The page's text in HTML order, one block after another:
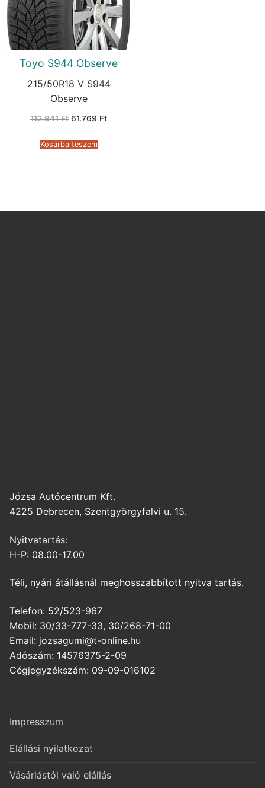
Toyo S944 Observe
215/50R18 V S944
Observe
112.941Ft Original
112.941 Ft.
61.769 FtCurrent
Kosárba teszem
Józsa Autócentrum Kft.
4225 Debrecen, Szentgyörgyfalvi u. 15.
Nyitvatartás:
H-P: 08.00-17.00
Téli, nyári átállásnál meghosszabbított nyitva tartás.
Telefon: 52/523-967
Mobil: 30/33-777-33, 30/268-71-00
Email: jozsagumi@t-online.hu
Adószám: 14576375-2-09
Cégjegyzékszám: 09-09-016102
Impresszum
Elállási nyilatkozat
Vásárlástól való elállás